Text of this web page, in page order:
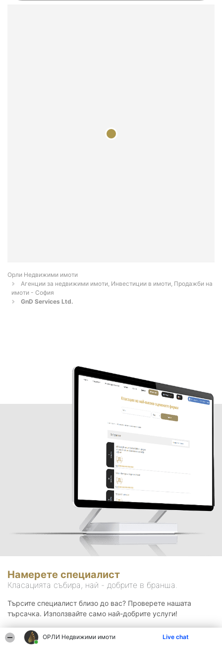
ОРЛИ Недвижими имоти Live chat
Орли Недвижими имоти
Агенции за недвижими имоти, Инвестиции в имоти, Продажби на
имоти - София
GnD Services Ltd.
Намерете специалист
Класацията събира, най - добрите в бранша.
Търсите специалист близо до вас? Проверете нашата
търсачка. Използвайте само най-добрите услуги!